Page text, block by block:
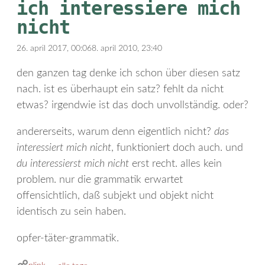
ich interessiere mich
nicht
26. april 2017, 00:068. april 2010, 23:40
den ganzen tag denke ich schon über diesen satz
nach. ist es überhaupt ein satz? fehlt da nicht
etwas? irgendwie ist das doch unvollständig. oder?
andererseits, warum denn eigentlich nicht? das
interessiert mich nicht, funktioniert doch auch. und
du interessierst mich nicht erst recht. alles kein
problem. nur die grammatik erwartet
offensichtlich, daß subjekt und objekt nicht
identisch zu sein haben.
opfer-täter-grammatik.